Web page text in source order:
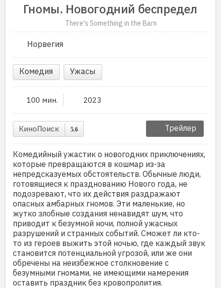
Гномы. Новогодний беспредел
There's Something in the Barn
Норвегия
Комедия Ужасы
100 мин. 2023
КиноПоиск 5.6 Трейлер
Комедийный ужастик о новогодних приключениях,
которые превращаются в кошмар из-за
непредсказуемых обстоятельств. Обычные люди,
готовящиеся к празднованию Нового года, не
подозревают, что их действия раздражают
опасных амбарных гномов. Эти маленькие, но
жутко злобные создания ненавидят шум, что
приводит к безумной ночи, полной ужасных
разрушений и странных событий. Сможет ли кто-
то из героев выжить этой ночью, где каждый звук
становится потенциальной угрозой, или же они
обречены на неизбежное столкновение с
безумными гномами, не имеющими намерения
оставить праздник без кровопролития.